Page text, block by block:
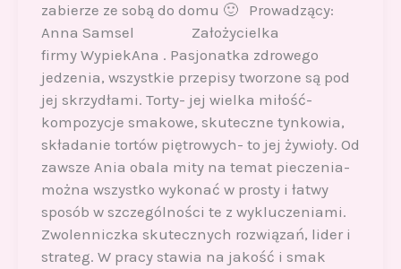
zabierze ze sobą do domu 🙂 Prowadzący:
Anna Samsel Założycielka
firmy WypiekAna . Pasjonatka zdrowego
jedzenia, wszystkie przepisy tworzone są pod
jej skrzydłami. Torty- jej wielka miłość-
kompozycje smakowe, skuteczne tynkowia,
składanie tortów piętrowych- to jej żywioły. Od
zawsze Ania obala mity na temat pieczenia-
można wszystko wykonać w prosty i łatwy
sposób w szczególności te z wykluczeniami.
Zwolenniczka skutecznych rozwiązań, lider i
strateg. W pracy stawia na jakość i smak